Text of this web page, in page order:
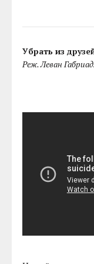
Убрать из
Реж. Леван